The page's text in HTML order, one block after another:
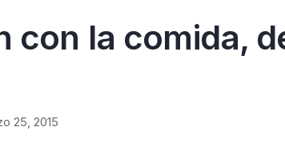
con la comida,
25, 2015